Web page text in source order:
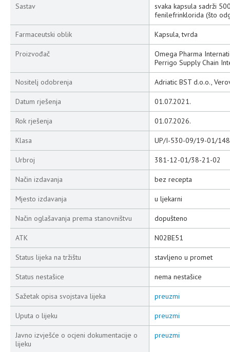
Sastav
svaka kapsula sadrži
fenilefrinklorida (što
Farmaceutski oblik Kapsula, tvrda
Proizvođač
Omega Pharma
Perrigo Supply Chain
Nositelj odobrenja Adriatic BST d.o.o.,
Datum rješenja 01.07.2021.
Rok rješenja 01.07.2026.
Klasa UP/I-530-09/19-01/148
Urbroj 381-12-01/38-21-02
Način izdavanja bez recepta
Mjesto izdavanja u ljekarni
Način oglašavanja prema stanovništvu dopušteno
ATK N02BE51
Status lijeka na tržištu stavljeno u promet
Status nestašice nema nestašice
Sažetak opisa svojstava lijeka preuzmi
Uputa o lijeku preuzmi
Javno izvješće o ocjeni dokumentacije o
lijeku
preuzmi